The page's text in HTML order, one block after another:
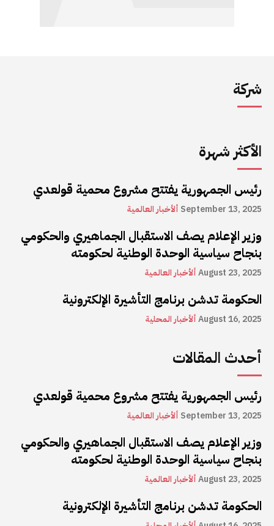
شركة
الأكثر شهرة
رئيس الجمهورية يفتتح مشروع محمية قولعدي
ألأخبار العالمية September 13, 2025
وزير الإعلام يصف الاستقبال الجماهيري والحكومي
بنجاح سياسية الوحدة الوطنية لحكومته
ألأخبار العالميةAugust 23, 2025
الحكومة تدشن برنامج التأشيرة الإلكترونية
ألأخبار المحليةAugust 16, 2025
أحدث المقالات
رئيس الجمهورية يفتتح مشروع محمية قولعدي
ألأخبار العالمية September 13, 2025
وزير الإعلام يصف الاستقبال الجماهيري والحكومي
بنجاح سياسية الوحدة الوطنية لحكومته
ألأخبار العالميةAugust 23, 2025
الحكومة تدشن برنامج التأشيرة الإلكترونية